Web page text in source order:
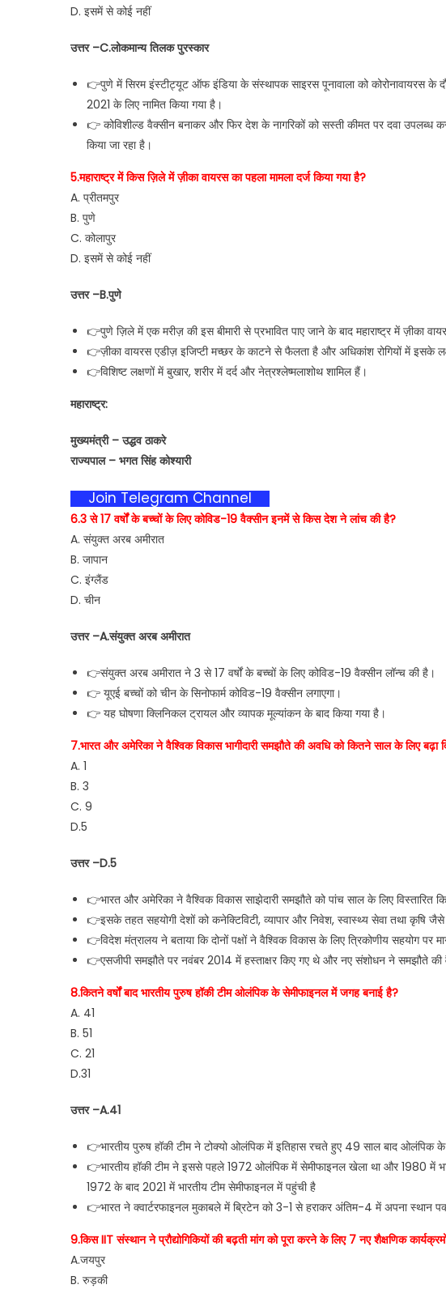
D. इसमें से कोई नहीं
उत्तर –C.लोकमान्य तिलक पुरस्कार
👉पुणे में सिरम इंस्टीट्यूट ऑफ इंडिया के संस्थापक साइरस पूनावाला को कोरोनावायरस के
2021 के लिए नामित किया गया है।
👉 कोविशील्ड वैक्सीन बनाकर और फिर देश के नागरिकों को सस्ती कीमत पर दवा उपलब्ध
किया जा रहा है।
5.महाराष्ट्र में किस ज़िले में ज़ीका वायरस का पहला मामला दर्ज किया गया है?
A. प्रीतमपुर
B. पुणे
C. कोलापुर
D. इसमें से कोई नहीं
उत्तर –B.पुणे
👉पुणे ज़िले में एक मरीज़ की इस बीमारी से प्रभावित पाए जाने के बाद महाराष्ट्र में ज़ीका
👉ज़ीका वायरस एडीज़ इजिप्टी मच्छर के काटने से फैलता है और अधिकांश रोगियों में इसके
👉विशिष्ट लक्षणों में बुखार, शरीर में दर्द और नेत्रश्लेष्मलाशोथ शामिल हैं।
महाराष्ट्र:
मुख्यमंत्री – उद्धव ठाकरे
राज्यपाल – भगत सिंह कोश्यारी
Join Telegram Channel
6.3 से 17 वर्षों के बच्चों के लिए कोविड-19 वैक्सीन इनमें से किस देश ने लांच की है?
A. संयुक्त अरब अमीरात
B. जापान
C. इंग्लैंड
D. चीन
उत्तर –A.संयुक्त अरब अमीरात
👉संयुक्त अरब अमीरात ने 3 से 17 वर्षों के बच्चों के लिए कोविड-19 वैक्सीन लॉन्च की है।
👉 यूएई बच्चों को चीन के सिनोफार्म कोविड-19 वैक्सीन लगाएगा।
👉 यह घोषणा क्लिनिकल ट्रायल और व्यापक मूल्यांकन के बाद किया गया है।
7.भारत और अमेरिका ने वैश्विक विकास भागीदारी समझौते की अवधि को कितने साल के लिए बढ़ा
A. 1
B. 3
C. 9
D.5
उत्तर –D.5
👉भारत और अमेरिका ने वैश्विक विकास साझेदारी समझौते को पांच साल के लिए विस्तारित
👉इसके तहत सहयोगी देशों को कनेक्टिविटी, व्यापार और निवेश, स्वास्थ्य सेवा तथा कृषि जैसे
👉विदेश मंत्रालय ने बताया कि दोनों पक्षों ने वैश्विक विकास के लिए त्रिकोणीय सहयोग पर
👉एसजीपी समझौते पर नवंबर 2014 में हस्ताक्षर किए गए थे और नए संशोधन ने समझौते की
8.कितने वर्षों बाद भारतीय पुरुष हॉकी टीम ओलंपिक के सेमीफाइनल में जगह बनाई है?
A. 41
B. 51
C. 21
D.31
उत्तर –A.41
👉भारतीय पुरुष हॉकी टीम ने टोक्यो ओलंपिक में इतिहास रचते हुए 49 साल बाद ओलंपिक
👉भारतीय हॉकी टीम ने इससे पहले 1972 ओलंपिक में सेमीफाइनल खेला था और 1980 में
1972 के बाद 2021 में भारतीय टीम सेमीफाइनल में पहुंची है
👉भारत ने क्वार्टरफाइनल मुकाबले में ब्रिटेन को 3-1 से हराकर अंतिम-4 में अपना स्थान
9.किस IIT संस्थान ने प्रौद्योगिकियों की बढ़ती मांग को पूरा करने के लिए 7 नए शैक्षणिक
A.जयपुर
B. रुड़की